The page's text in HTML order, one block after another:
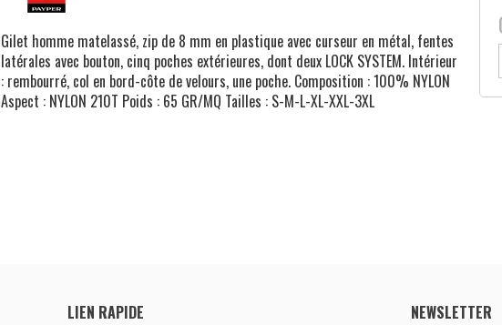
Gilet homme matelassé, zip de 8 mm en plastique avec curseur en métal, fentes
latérales avec bouton, cinq poches extérieures, dont deux LOCK SYSTEM. Intérieur
: rembourré, col en bord-côte de velours, une poche. Composition : 100% NYLON
Aspect : NYLON 210T Poids : 65 GR/MQ Tailles : S-M-L-XL-XXL-3XL
LIEN RAPIDE NEWSLETTER